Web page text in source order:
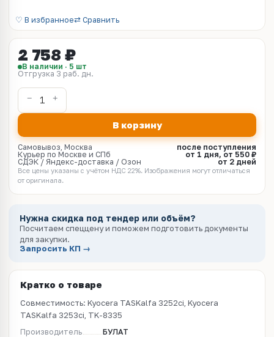
♡ В избранное⇄ Сравнить
2 758 ₽
В наличии · 5 шт
Отгрузка 3 раб. дн.
В корзину
Самовывоз, Москва
после поступления
Курьер по Москве и СПб
от 1 дня, от 550 ₽
СДЭК / Яндекс-доставка / Озон
от 2 дней
Все цены указаны с учётом НДС 22%. Изображения могут отличаться
от оригинала.
Нужна скидка под тендер или объём?
Посчитаем спеццену и поможем подготовить документы
для закупки.
Запросить КП →
Кратко о товаре
Совместимость: Kyocera TASKalfa 3252ci, Kyocera
TASKalfa 3253ci, TK-8335
Производитель
БУЛАТ